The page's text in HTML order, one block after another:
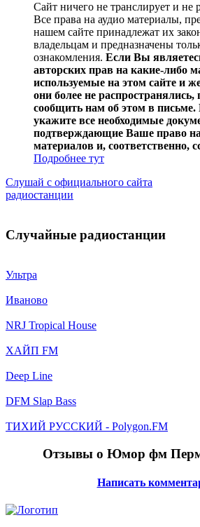
Сайт ничего не транслирует и не
Все права на аудио материалы,
нашем сайте принадлежат их
владельцам и предназначены
ознакомления. Если Вы
авторских прав на какие-либо
используемые на этом сайте и
они более не
сообщить нам об этом в
укажите все необходимые
подтверждающие Ваше право на
материалов и, соответственно,
Подробнее тут
Слушай с официального сайта
радиостанции
Случайные радиостанции
Ультра
Иваново
NRJ Tropical House
ХАЙП FM
Deep Line
DFM Slap Bass
ТИХИЙ РУССКИЙ - Polygon.FM
Отзывы о Юмор фм
Написать